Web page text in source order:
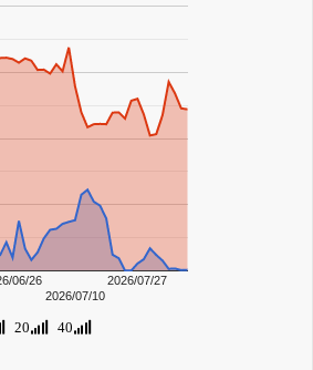
06/26
2026/07/10
2026/07/27
20 40